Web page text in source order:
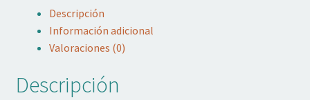
Descripción
Información adicional
Valoraciones (0)
Descripción